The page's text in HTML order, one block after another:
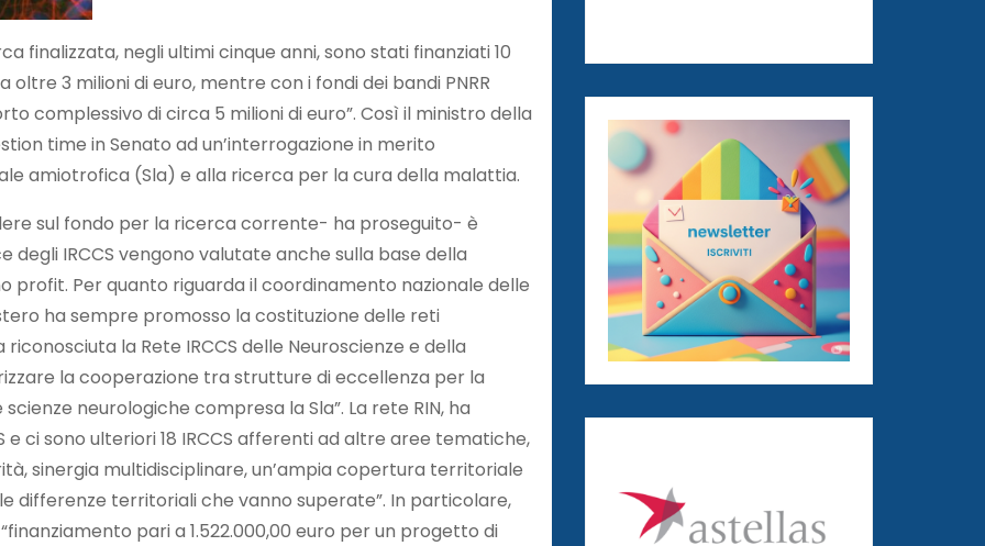
finalizzata, negli ultimi cinque anni, sono stati finanziati 10
3 milioni di euro, mentre con i fondi dei bandi PNRR
complessivo di circa 5 milioni di euro”. Così il ministro della
time in Senato ad un’interrogazione in merito
amiotrofica (Sla) e alla ricerca per la cura della malattia.
sul fondo per la ricerca corrente- ha proseguito- è
IRCCS vengono valutate anche sulla base della
profit. Per quanto riguarda il coordinamento nazionale delle
ha sempre promosso la costituzione delle reti
la Rete IRCCS delle Neuroscienze e della
la cooperazione tra strutture di eccellenza per la
neurologiche compresa la Sla”. La rete RIN, ha
e ci sono ulteriori 18 IRCCS afferenti ad altre aree tematiche,
sinergia multidisciplinare, un’ampia copertura territoriale
differenze territoriali che vanno superate”. In particolare,
pari a 1.522.000,00 euro per un progetto di